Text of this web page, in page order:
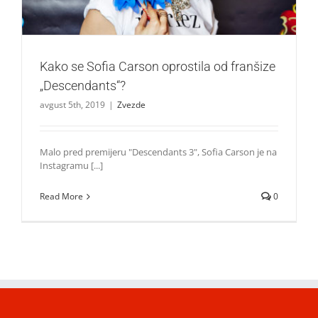
Kako se Sofia Carson oprostila od franšize
„Descendants“?
avgust 5th, 2019 | Zvezde
Malo pred premijeru "Descendants 3", Sofia Carson je na
Instagramu [...]
Read More 0